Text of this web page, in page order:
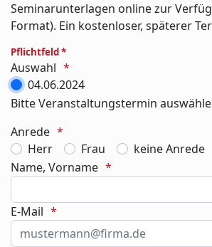
Seminarunterlagen online zur
Format). Ein kostenloser, späterer
Pflichtfeld *
Auswahl
04.06.2024
Bitte Veranstaltungstermin
Anrede
Herr
Frau
keine Anrede
Name, Vorname
E-Mail